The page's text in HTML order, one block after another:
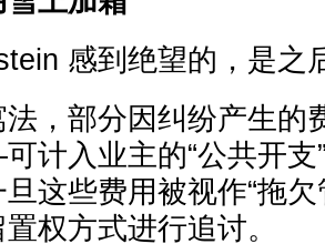
感到绝望的，是之
法，部分因纠纷产生
计入业主的“公共开支
这些费用被视作“拖
权方式进行追讨。